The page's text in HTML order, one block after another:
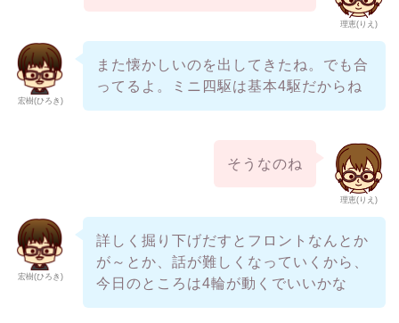
理恵(りえ)
宏樹(ひろき)
また懐かしいのを出してきたね。でも合
ってるよ。ミニ四駆は基本4駆だからね
理恵(りえ)
そうなのね
宏樹(ひろき)
詳しく掘り下げだすとフロントなんとか
が～とか、話が難しくなっていくから、
今日のところは4輪が動くでいいかな